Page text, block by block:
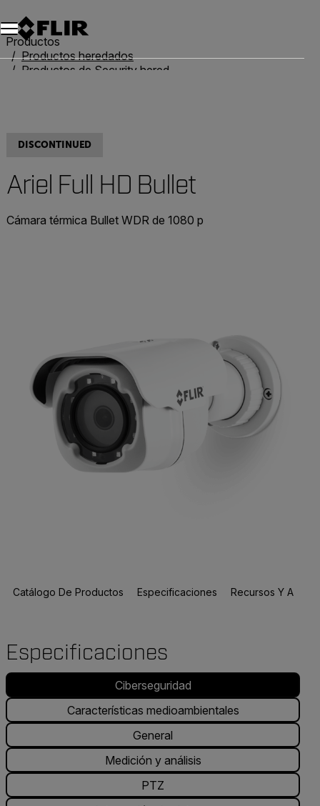
Unread messages
Modelo
Eliminar
artículos
artículo
Añadir al carro
Añadido al carro
Productos
Productos heredados
Productos de Security heredados
DISCONTINUED
Ariel Full HD Bullet
Cámara térmica Bullet WDR de 1080 p
Catálogo De Productos Especificaciones Recursos Y
Especificaciones
Ciberseguridad
Características medioambientales
General
Medición y análisis
PTZ